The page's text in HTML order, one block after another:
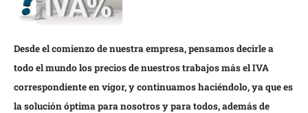
Desde el comienzo de nuestra empresa, pensamos decirle a
todo el mundo los precios de nuestros trabajos más el IVA
correspondiente en vigor, y continuamos haciéndolo, ya que es
la solución óptima para nosotros y para todos, además de